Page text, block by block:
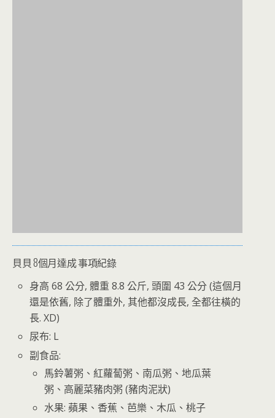
貝貝 8個月達成 事項紀錄
身高 68 公分, 體重 8.8 公斤, 頭圍 43 公分 (這個月
還是依舊, 除了體重外, 其他都沒成長, 全都往橫的
長. XD)
尿布: L
副食品:
馬鈴薯粥、紅蘿蔔粥、南瓜粥、地瓜葉
粥、高麗菜豬肉粥 (豬肉泥狀)
水果: 蘋果、香蕉、芭樂、木瓜、桃子